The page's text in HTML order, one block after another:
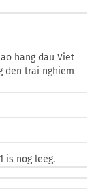
hang dau Viet
den trai nghiem
is nog leeg.